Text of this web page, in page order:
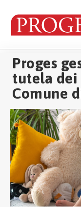
Proges
tutela
Comune